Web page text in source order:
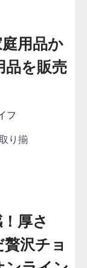
用品か
品を販売
フ
り揃
厚さ
沢チョ